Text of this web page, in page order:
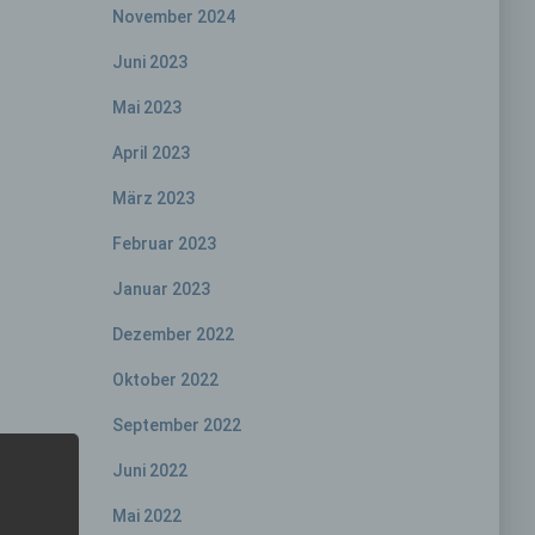
November 2024
Juni 2023
Mai 2023
April 2023
März 2023
Februar 2023
Januar 2023
Dezember 2022
Oktober 2022
September 2022
Juni 2022
Mai 2022